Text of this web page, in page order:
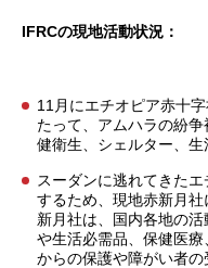
IFRCの現地活動状況：
11月にエチオピア赤十
たって、アムハラの紛
健衛生、シェルター、生
スーダンに逃れてきた
するため、現地赤新月
新月社は、国内各地の
や生活必需品、保健医
からの保護や障がい者の